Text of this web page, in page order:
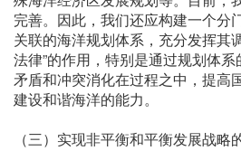
完善。因此，我们还应构建一个分
关联的海洋规划体系，充分发挥其
法律”的作用，特别是通过规划体
矛盾和冲突消化在过程之中，提高
建设和谐海洋的能力。
（三）实现非平衡和平衡发展战略